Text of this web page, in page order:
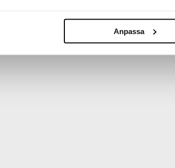
Anpassa